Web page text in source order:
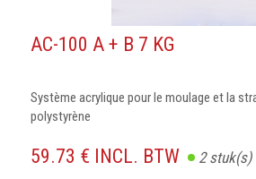
AC-100 A + B 7 KG
Système acrylique pour le moulage et la
polystyrène
59.73 € INCL. BTW 2stuk(s)